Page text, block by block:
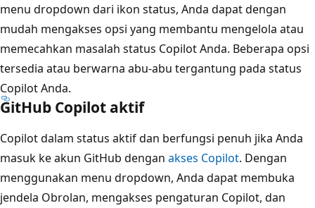
menu dropdown dari ikon status, Anda dapat dengan
mudah mengakses opsi yang membantu mengelola atau
memecahkan masalah status Copilot Anda. Beberapa opsi
tersedia atau berwarna abu-abu tergantung pada status
Copilot Anda.
GitHub Copilot aktif
Copilot dalam status aktif dan berfungsi penuh jika Anda
masuk ke akun GitHub dengan akses Copilot. Dengan
menggunakan menu dropdown, Anda dapat membuka
jendela Obrolan, mengakses pengaturan Copilot, dan